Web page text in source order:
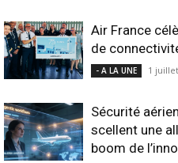
Air France
de
- A LA UNE 1
Sécurité
scellent une
boom de